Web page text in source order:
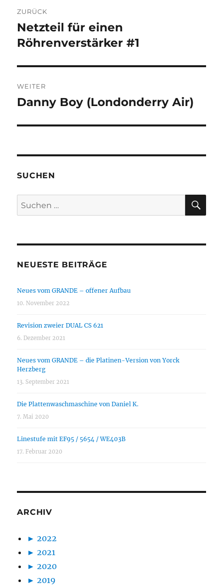
ZURÜCK
Vorheriger
Beitrag:
Netzteil für einen
Röhrenverstärker #1
WEITER
Nächster
Danny Boy (Londonderry Air)
SUCHEN
Suchen
nach:
NEUESTE BEITRÄGE
Neues vom GRANDE – offener Aufbau
10. November 2022
Revision zweier DUAL CS 621
6. Dezember 2021
Neues vom GRANDE – die Platinen-Version von Yorck
Herzberg
13. September 2021
Die Plattenwaschmaschine von Daniel K.
7. Mai 2020
Linestufe mit EF95 / 5654 / WE403B
17. Februar 2020
ARCHIV
► 2022
► 2021
► 2020
► 2019